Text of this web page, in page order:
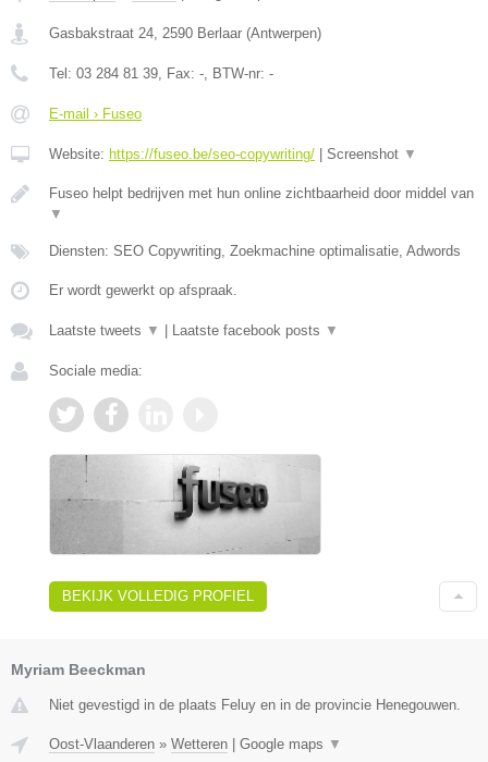
Gasbakstraat 24 2590 Berlaar (Antwerpen)
Tel: 03 284 81 39 , Fax: - , BTW-nr: -
E-mail › Fuseo
Website: https://fuseo.be/seo-copywriting/ | Screenshot ▼
Fuseo helpt bedrijven met hun online zichtbaarheid door middel van
▼
Diensten: SEO Copywriting, Zoekmachine optimalisatie, Adwords
Er wordt gewerkt op afspraak.
Laatste tweets ▼ | Laatste facebook posts ▼
Sociale media:
BEKIJK VOLLEDIG PROFIEL
Myriam Beeckman
Niet gevestigd in de plaats Feluy en in de provincie Henegouwen.
Oost-Vlaanderen » Wetteren Google maps ▼